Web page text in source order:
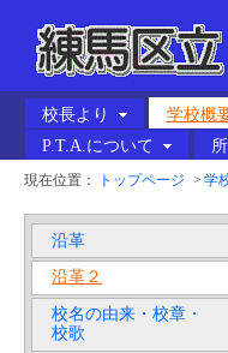
校長より 学校概
P.T.A.について
現在位置： トップページ > 学
沿革
沿革２
校名の由来・校章・
校歌